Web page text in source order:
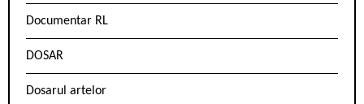
Documentar RL
DOSAR
Dosarul artelor